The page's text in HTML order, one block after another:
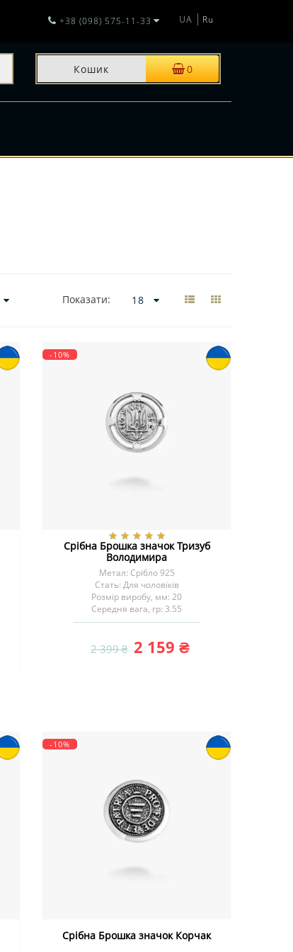
+38 (098) 575-11-33 UA Ru
Кошик 0
Показати:
-10%
Срібна Брошка значок Тризуб
Володимира
Метал: Срібло 925
Стать: Для чоловіків
Розмір виробу, мм: 20
Середня вага, гр: 3.55
2 399 ₴ 2 159 ₴
-10%
Срібна Брошка значок Корчак